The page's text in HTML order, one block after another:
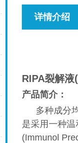
详情介绍
RIPA裂解
产品简介：
多种成分
是采用一种
(Immunol